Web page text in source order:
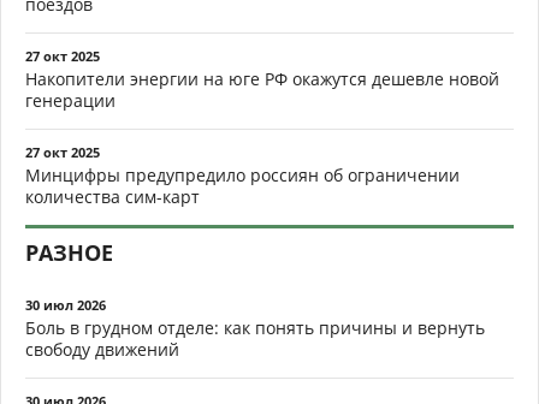
27 окт 2025
Накопители энергии на юге РФ окажутся дешевле новой
генерации
27 окт 2025
Минцифры предупредило россиян об ограничении
количества сим-карт
РАЗНОЕ
30 июл 2026
Боль в грудном отделе: как понять причины и вернуть
свободу движений